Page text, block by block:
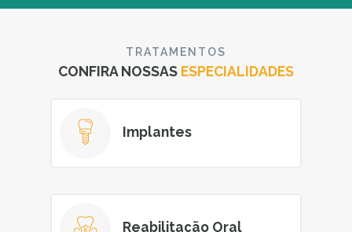
v
e
TRATAMENTOS
CONFIRA NOSSAS ESPECIALIDADES
Implantes
Reabilitação Oral